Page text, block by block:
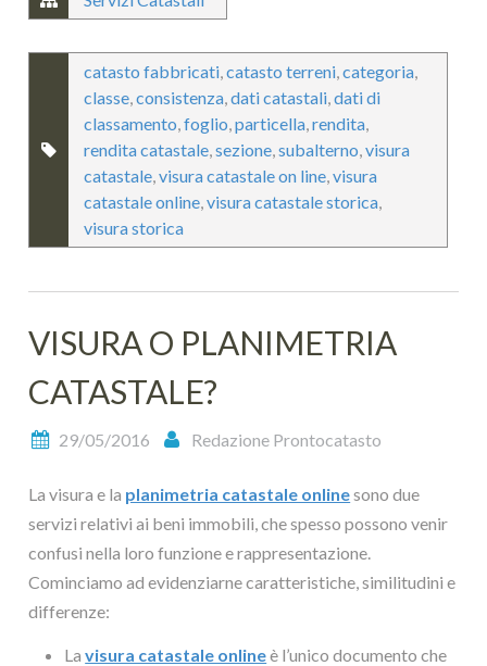
catasto fabbricati,catasto terreni,categoria,
classe,consistenza,dati catastali,dati di
classamento,foglio,particella,rendita,
rendita catastale,sezione,subalterno,visura
catastale,visura catastale on line,visura
catastale online,visura catastale storica,
visura storica
VISURA O PLANIMETRIA
CATASTALE?
29/05/2016 Redazione Prontocatasto
La visura e la planimetria catastale onlinesono due
servizi relativi ai beni immobili, che spesso possono venir
confusi nella loro funzione e rappresentazione.
Cominciamo ad evidenziarne caratteristiche, similitudini e
differenze:
Lavisura catastale onlineè l’unico documento che